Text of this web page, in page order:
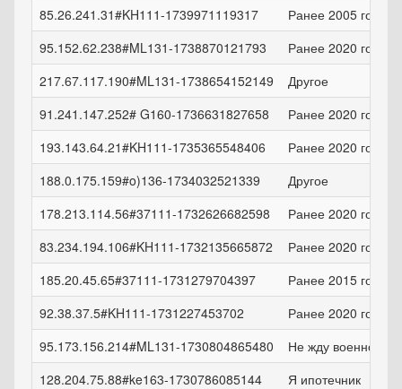
85.26.241.31#KH111-1739971119317
Ранее 2005 года
95.152.62.238#ML131-1738870121793
Ранее 2020 года
217.67.117.190#ML131-1738654152149
Другое
91.241.147.252# G160-1736631827658
Ранее 2020 года
193.143.64.21#KH111-1735365548406
Ранее 2020 года
188.0.175.159#o)136-1734032521339
Другое
178.213.114.56#37111-1732626682598
Ранее 2020 года
83.234.194.106#KH111-1732135665872
Ранее 2020 года
185.20.45.65#37111-1731279704397
Ранее 2015 года
92.38.37.5#KH111-1731227453702
Ранее 2020 года
95.173.156.214#ML131-1730804865480
Не жду военное
128.204.75.88#ke163-1730786085144
Я ипотечник